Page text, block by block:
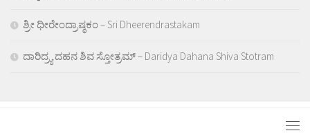
ಶ್ರೀ ಧೀರೇಂದ್ರಾಷ್ಠಕಂ – Sri Dheerendrastakam
ದಾರಿದ್ರ್ಯ ದಹನ ಶಿವ ಸ್ತೋತ್ರಮ್ – Daridya Dahana Shiva Stotram